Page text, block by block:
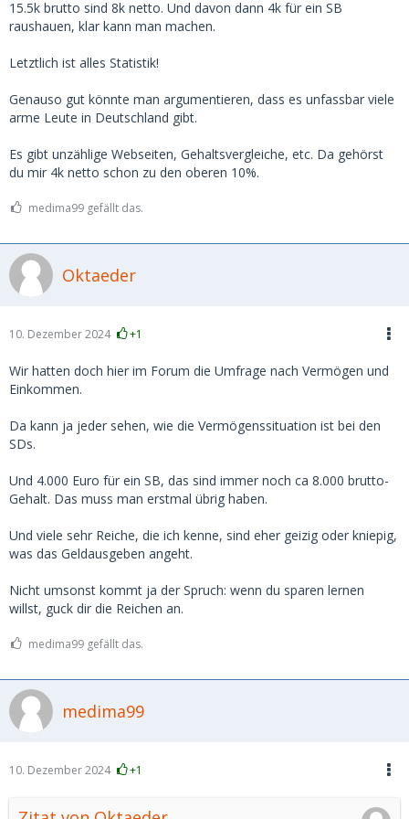
die Augen geöffnet.
https://www.sparkasse.de/pk/ra…naere-in-deutschland.html
Selbst wenn die Hälfte davon nur auf dem Papier Millionär
sind weil die ne abgezahlte Hütte in München oder
Vermögen über 1 Million zum investieren.
viel verdienen. Und es gibt (für mich unerwartet) einfach
mehr oder weniger nicht mal merken.
Daher glaube ich schon, dass es genug Kerle gibt, die, wenn
Für mich persönlich ist das nix, zum einen weil 4k für mich
wiederhole, Frauen die so hohe Vorstellungen haben, tun es
i.d.R. nur fürs Geld und dann ist der Sex meist mies. Sprich,
übersteigt, steigt zwar der Preis, aber die "Leistung" steigt
nicht mehr mit.
15.5k brutto sind 8k netto. Und davon dann 4k für ein SB
raushauen, klar kann man machen.
Letztlich ist alles Statistik!
Genauso gut könnte man argumentieren, dass es unfassbar viele
arme Leute in Deutschland gibt.
Es gibt unzählige Webseiten, Gehaltsvergleiche, etc. Da gehörst
du mir 4k netto schon zu den oberen 10%.
medima99 gefällt das.
Oktaeder
10. Dezember 2024 +1
Wir hatten doch hier im Forum die Umfrage nach Vermögen und
Einkommen.
Da kann ja jeder sehen, wie die Vermögenssituation ist bei den
SDs.
Und 4.000 Euro für ein SB, das sind immer noch ca 8.000 brutto-
Gehalt. Das muss man erstmal übrig haben.
Und viele sehr Reiche, die ich kenne, sind eher geizig oder kniepig,
was das Geldausgeben angeht.
Nicht umsonst kommt ja der Spruch: wenn du sparen lernen
willst, guck dir die Reichen an.
medima99 gefällt das.
medima99
10. Dezember 2024 +1